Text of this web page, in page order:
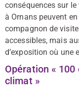
conséquences sur
à Ornans peuvent
compagnon de
accessibles, mais
d’exposition où une
Opération «
climat »